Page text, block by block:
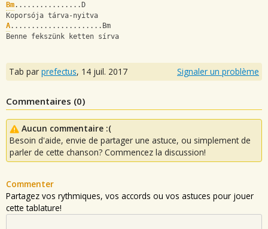
Bm................D
Koporsója tárva-nyitva
A......................Bm
Benne fekszünk ketten sírva
Tab par prefectus, 14 juil. 2017 Signaler un problème
Commentaires (0)
Aucun commentaire :(
Besoin d'aide, envie de partager une astuce, ou simplement de
parler de cette chanson? Commencez la discussion!
Commenter
Partagez vos rythmiques, vos accords ou vos astuces pour jouer
cette tablature!